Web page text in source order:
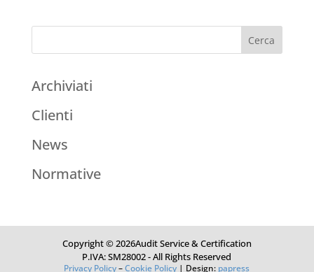
Archiviati
Clienti
News
Normative
Copyright © 2026Audit Service & Certification
P.IVA: SM28002 - All Rights Reserved
Privacy Policy–Cookie Policy | Design: papress